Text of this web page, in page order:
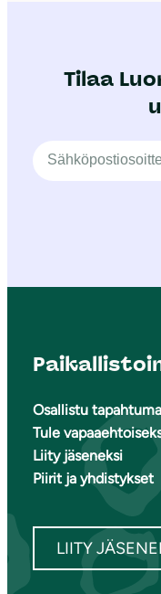
Tilaa
Osallistu
Tule
Liity jäseneksi
Piirit ja yhdistykset
LIITY